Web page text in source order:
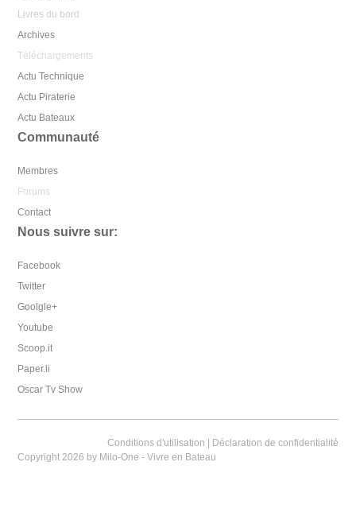
Livres du bord
Archives
Téléchargements
Actu Technique
Actu Piraterie
Actu Bateaux
Communauté
Membres
Forums
Contact
Nous suivre sur:
Facebook
Twitter
Goolgle+
Youtube
Scoop.it
Paper.li
Oscar Tv Show
Conditions d'utilisation | Déclaration de confidentialité
Copyright 2026 by Milo-One - Vivre en Bateau